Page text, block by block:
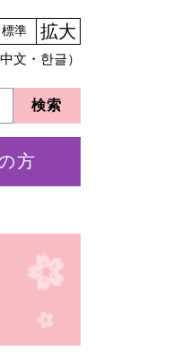
標準 拡大
文・한글）
方